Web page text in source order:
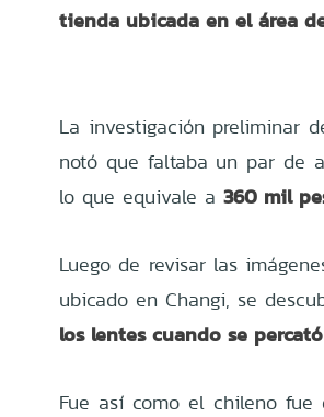
tienda ubicada en el área
La investigación preliminar
notó que faltaba un par de
lo que equivale a360 mil
Luego de revisar las
ubicado en Changi, se
los lentes cuando se
Fue así como el chileno